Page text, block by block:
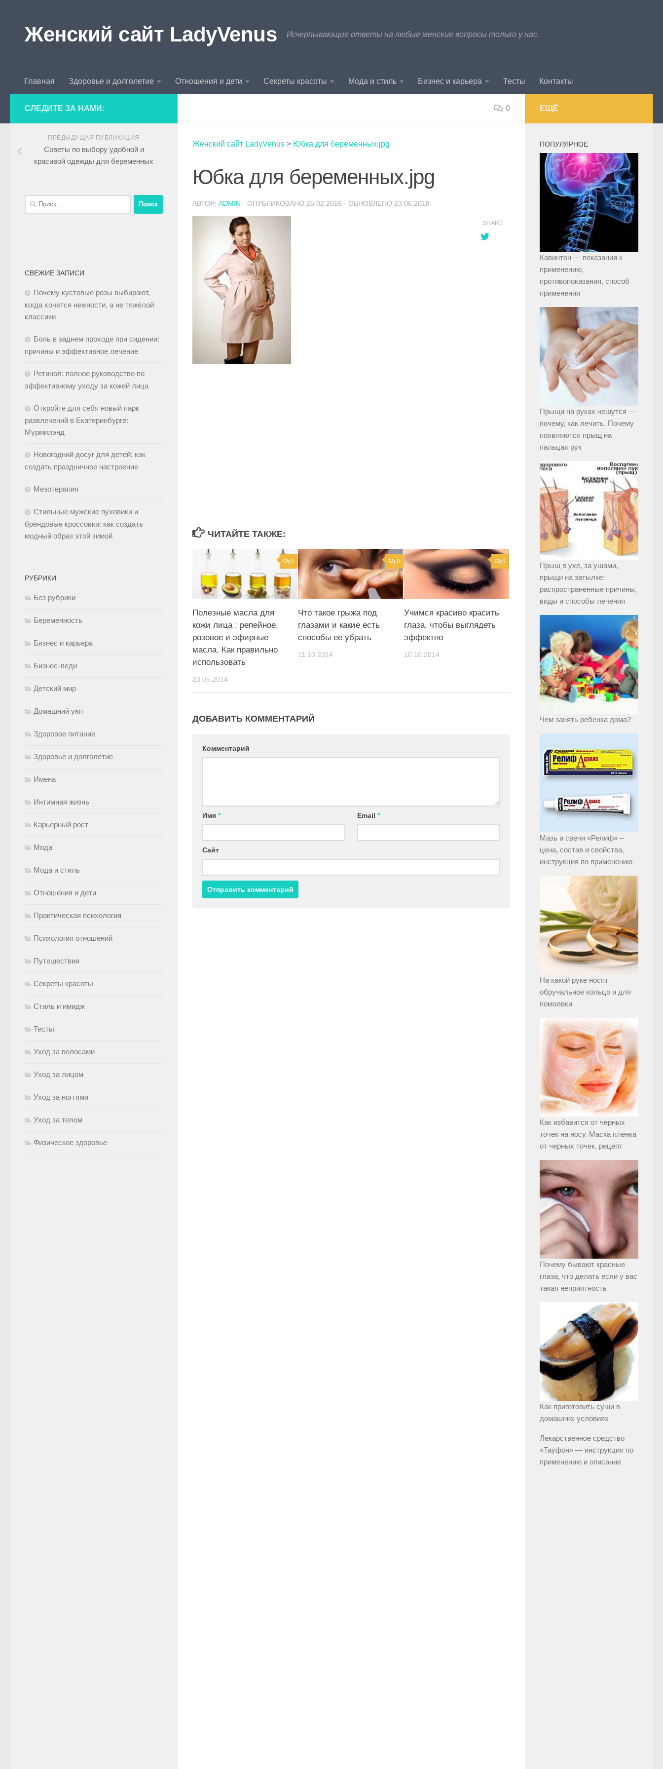
Женский сайт LadyVenus Исчерпывающие ответы на любые женские вопросы только у нас.
Главная Здоровье и долголетие Отношения и дети Секреты красоты Мода и стиль Бизнес и карьера Тесты Контакты
0
Женский сайт LadyVenus > Юбка для беременных.jpg
Юбка для беременных.jpg
АВТОР: ADMIN · ОПУБЛИКОВАНО 25.02.2016 · ОБНОВЛЕНО 23.06.2018
SHARE
ЧИТАЙТЕ ТАКЖЕ:
0
Полезные масла для
кожи лица : репейное,
розовое и эфирные
масла. Как правильно
использовать
23.05.2014
0
Что такое грыжа под
глазами и какие есть
способы ее убрать
11.10.2014
0
Учимся красиво красить
глаза, чтобы выглядеть
эффектно
10.10.2014
ДОБАВИТЬ КОММЕНТАРИЙ
Комментарий
Имя * Email*
Сайт
СЛЕДИТЕ ЗА НАМИ:
ПРЕДЫДУЩАЯ ПУБЛИКАЦИЯ
Советы по выбору удобной и
красивой одежды для беременных
СВЕЖИЕ ЗАПИСИ
Почему кустовые розы выбирают,
когда хочется нежности, а не тяжёлой
классики
Боль в заднем проходе при сидении:
причины и эффективное лечение
Ретинол: полное руководство по
эффективному уходу за кожей лица
Откройте для себя новый парк
развлечений в Екатеринбурге:
Мурмилэнд
Новогодний досуг для детей: как
создать праздничное настроение
Мезотерапия
Стильные мужские пуховики и
брендовые кроссовки: как создать
модный образ этой зимой
РУБРИКИ
Без рубрики
Беременность
Бизнес и карьера
Бизнес-леди
Детский мир
Домашний уют
Здоровое питание
Здоровье и долголетие
Имена
Интимная жизнь
Карьерный рост
Мода
Мода и стиль
Отношения и дети
Практическая психология
Психология отношений
Путешествия
Секреты красоты
Стиль и имидж
Тесты
Уход за волосами
Уход за лицом
Уход за ногтями
Уход за телом
Физическое здоровье
ЕЩЁ
ПОПУЛЯРНОЕ
Кавинтон — показания к
применению,
противопоказания, способ
применения
Прыщи на руках чешутся —
почему, как лечить. Почему
появляются прыщ на
пальцах рук
Прыщ в ухе, за ушами,
прыщи на затылке:
распространенные причины,
виды и способы лечения
Чем занять ребенка дома?
Мазь и свечи «Релиф» –
цена, состав и свойства,
инструкция по применению
На какой руке носят
обручальное кольцо и для
помолвки
Как избавится от черных
точек на носу. Маска пленка
от черных точек, рецепт
Почему бывают красные
глаза, что делать если у вас
такая неприятность
Как приготовить суши в
домашних условиях
Лекарственное средство
«Тауфон» — инструкция по
применению и описание